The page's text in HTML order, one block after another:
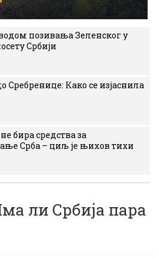
позивања Зеленског у
Србији
Сребренице: Како се изјаснила
бира средства за
Срба – циљ је њихов тихи
ли Србија пара